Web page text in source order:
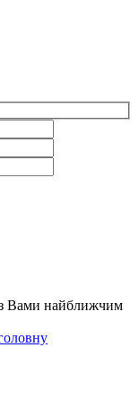
Вами найближчим